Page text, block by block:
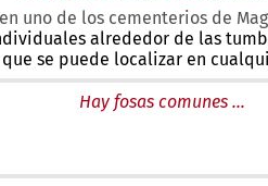
uno de los cementerios de
alrededor de las
se puede localizar en
Hay fosas comunes ...